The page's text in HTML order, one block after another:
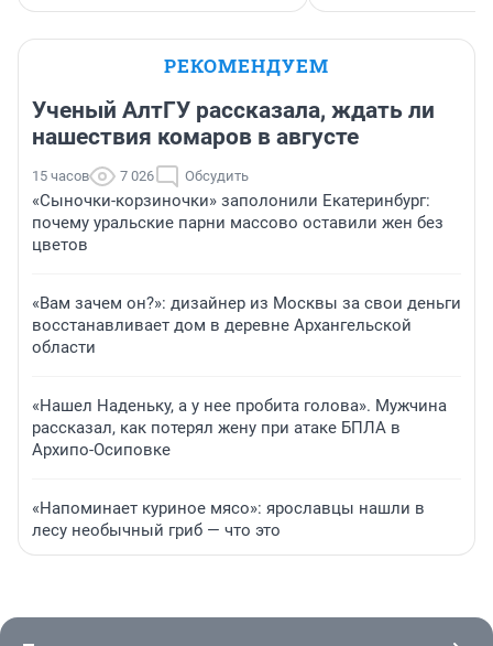
РЕКОМЕНДУЕМ
Ученый АлтГУ рассказала, ждать ли
нашествия комаров в августе
15 часов 7 026 Обсудить
«Сыночки-корзиночки» заполонили Екатеринбург:
почему уральские парни массово оставили жен без
цветов
«Вам зачем он?»: дизайнер из Москвы за свои деньги
восстанавливает дом в деревне Архангельской
области
«Нашел Наденьку, а у нее пробита голова». Мужчина
рассказал, как потерял жену при атаке БПЛА в
Архипо-Осиповке
«Напоминает куриное мясо»: ярославцы нашли в
лесу необычный гриб — что это